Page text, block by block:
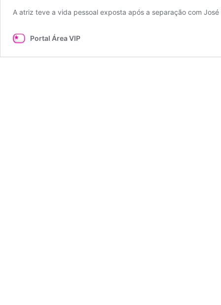
A atriz teve a vida pessoal exposta após a separação com José
Portal Área VIP